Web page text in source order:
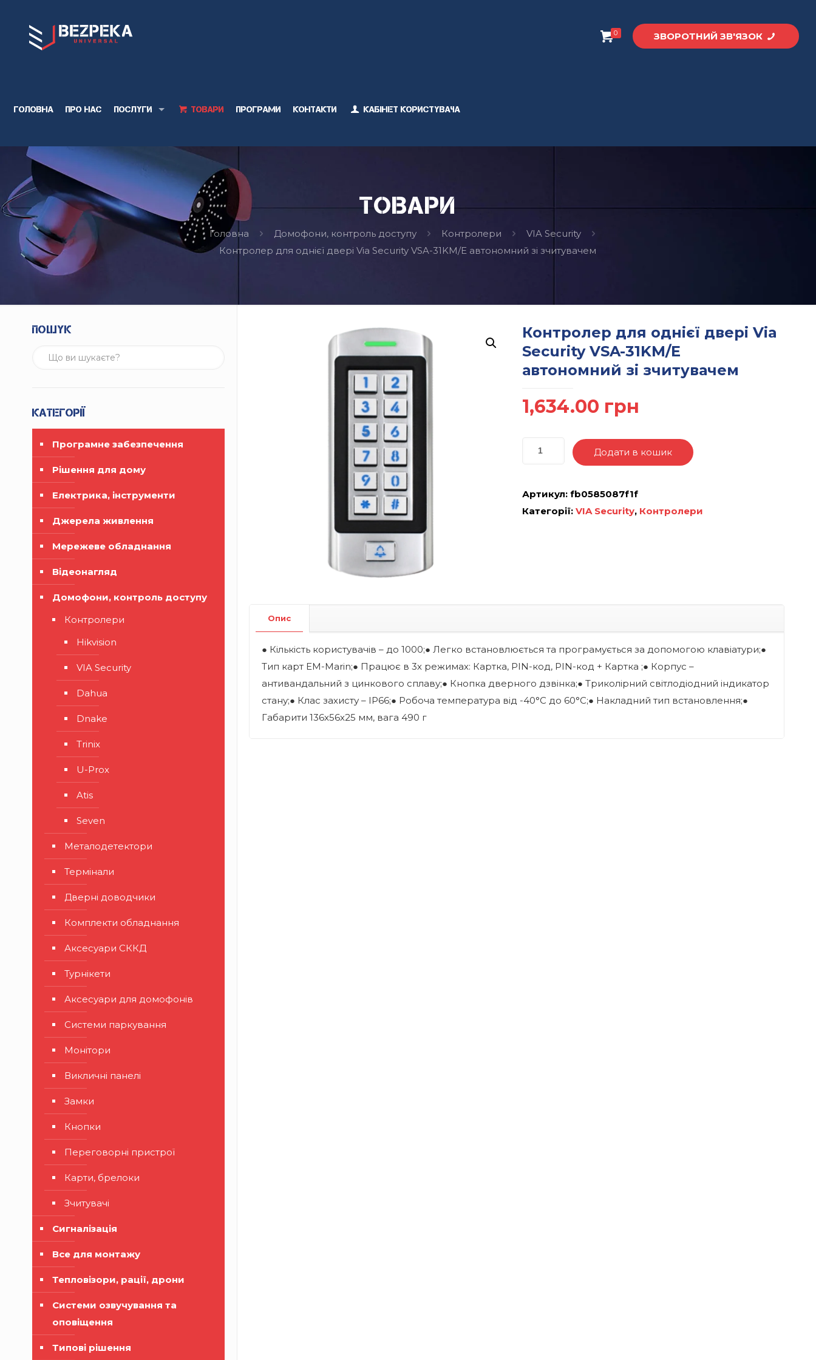
Головна Про нас Послуги Товари Програми Контакти Кабінет користувача
0 ЗВОРОТНИЙ ЗВ'ЯЗОК
Товари
Головна Домофони, контроль доступу Контролери
VIA Security
Контролер для однієї двері Via Security VSA-31KM/E автономний зі зчитувачем
Контролер для однієї двері Via
Security VSA-31KM/E
автономний зі зчитувачем
1,634.00 грн
Додати в кошик
Артикул: fb0585087f1f
Категорії: VIA Security, Контролери
Опис
● Кількість користувачів – до 1000;● Легко встановлюється та програмується за допомогою клавіатури;●
Тип карт EM-Marin;● Працює в 3х режимах: Картка, PIN-код, PIN-код + Картка ;● Корпус –
антивандальний з цинкового сплаву;● Кнопка дверного дзвінка;● Триколірний світлодіодний індикатор
стану;● Клас захисту – IP66;● Робоча температура від -40°С до 60°С;● Накладний тип встановлення;●
Габарити 136х56х25 мм, вага 490 г
Пошук
Категорії
Програмне забезпечення
Рішення для дому
Електрика, інструменти
Джерела живлення
Мережеве обладнання
Відеонагляд
Домофони, контроль доступу
Контролери
Hikvision
VIA Security
Dahua
Dnake
Trinix
U-Prox
Atis
Seven
Металодетектори
Термінали
Дверні доводчики
Комплекти обладнання
Аксесуари СККД
Турнікети
Аксесуари для домофонів
Системи паркування
Монітори
Викличні панелі
Замки
Кнопки
Переговорні пристрої
Карти, брелоки
Зчитувачі
Сигналізація
Все для монтажу
Тепловізори, рації, дрони
Системи озвучування та
оповіщення
Типові рішення